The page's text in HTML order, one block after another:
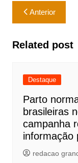
Navegação
de
Post
Anterior
Related post
Destaque
Parto
brasileiras
campanha
informação
redacao